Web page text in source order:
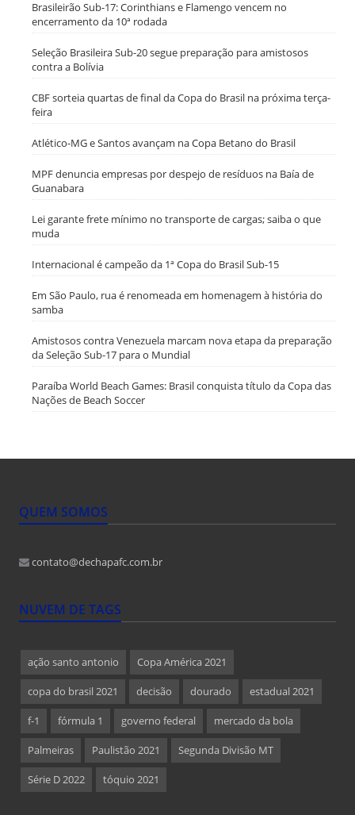
Brasileirão Sub-17: Corinthians e Flamengo vencem no
encerramento da 10ª rodada
Seleção Brasileira Sub-20 segue preparação para amistosos
contra a Bolívia
CBF sorteia quartas de final da Copa do Brasil na próxima terça-
feira
Atlético-MG e Santos avançam na Copa Betano do Brasil
MPF denuncia empresas por despejo de resíduos na Baía de
Guanabara
Lei garante frete mínimo no transporte de cargas; saiba o que
muda
Internacional é campeão da 1ª Copa do Brasil Sub-15
Em São Paulo, rua é renomeada em homenagem à história do
samba
Amistosos contra Venezuela marcam nova etapa da preparação
da Seleção Sub-17 para o Mundial
Paraíba World Beach Games: Brasil conquista título da Copa das
Nações de Beach Soccer
QUEM SOMOS
contato@dechapafc.com.br
NUVEM DE TAGS
ação santo antonio Copa América 2021
copa do brasil 2021 decisão dourado estadual 2021
f-1 fórmula 1 governo federal mercado da bola
Palmeiras Paulistão 2021 Segunda Divisão MT
Série D 2022 tóquio 2021